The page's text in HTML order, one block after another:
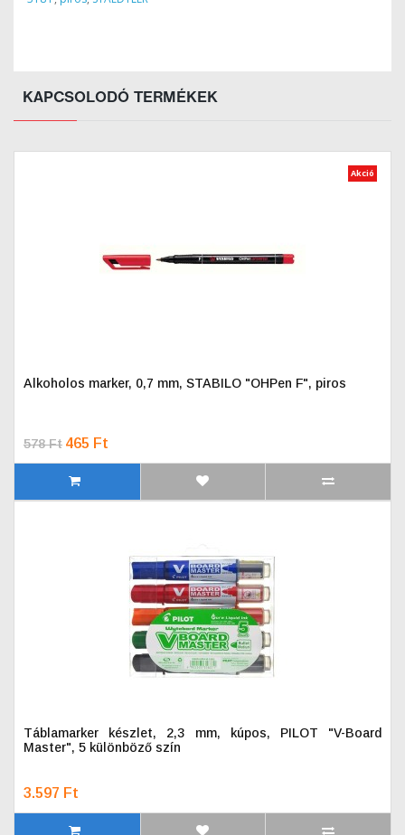
KAPCSOLODÓ TERMÉKEK
Akció
Alkoholos marker, 0,7 mm, STABILO "OHPen F", piros
578 Ft 465 Ft
Táblamarker készlet, 2,3 mm, kúpos, PILOT "V-Board
Master", 5 különböző szín
3.597 Ft